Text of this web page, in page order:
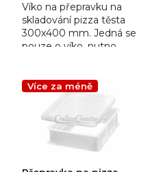
Víko na přepravku na
skladování pizza těsta
300x400 mm. Jedná se
pouze o víko, nutno
Více za méně